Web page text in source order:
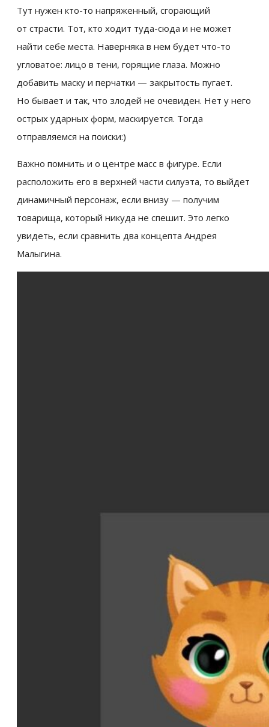
Тут нужен кто-то напряженный, сгорающий
от страсти. Тот, кто ходит туда-сюда и не может
найти себе места. Наверняка в нем будет что-то
угловатое: лицо в тени, горящие глаза. Можно
добавить маску и перчатки — закрытость пугает.
Но бывает и так, что злодей не очевиден. Нет у него
острых ударных форм, маскируется. Тогда
отправляемся на поиски:)
Важно помнить и о центре масс в фигуре. Если
расположить его в верхней части силуэта, то выйдет
динамичный персонаж, если внизу — получим
товарища, который никуда не спешит. Это легко
увидеть, если сравнить два концепта Андрея
Малыгина.